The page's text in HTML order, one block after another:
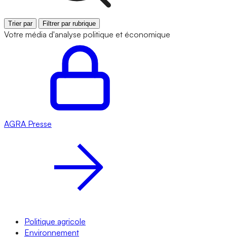
Trier par Filtrer par rubrique
Votre média d'analyse politique et économique
AGRA Presse
Politique agricole
Environnement